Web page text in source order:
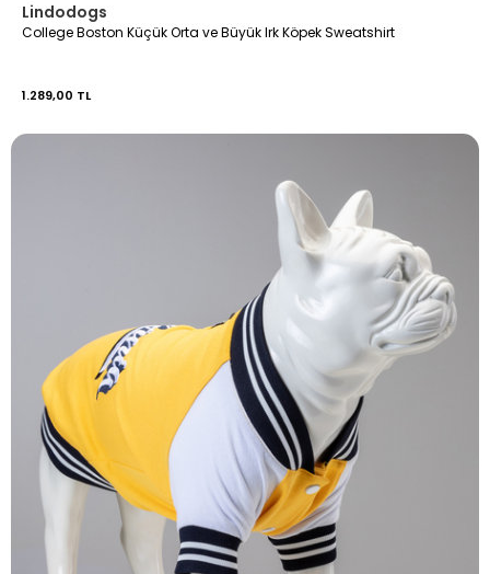
Lindodogs
College Boston Küçük Orta ve Büyük Irk Köpek Sweatshirt
1.289,00 TL